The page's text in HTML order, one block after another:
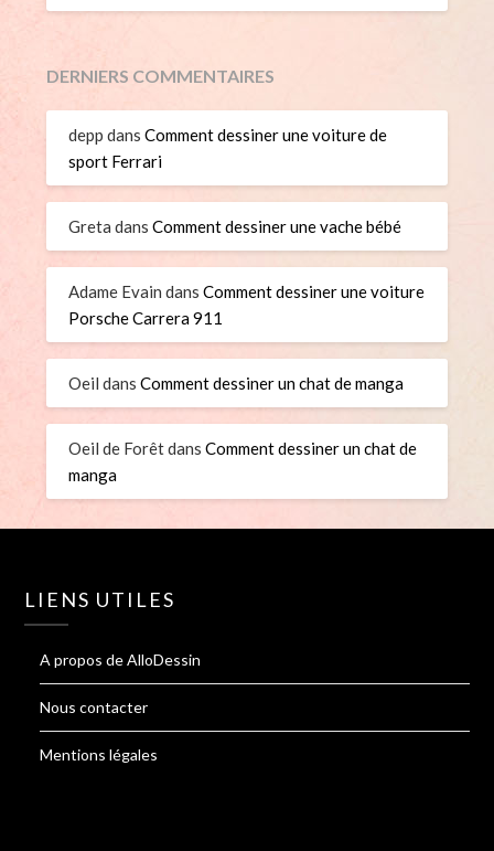
DERNIERS COMMENTAIRES
depp dansComment dessiner une voiture de
sport Ferrari
Greta dansComment dessiner une vache bébé
Adame Evain dansComment dessiner une voiture
Porsche Carrera 911
Oeil dansComment dessiner un chat de manga
Oeil de ForêtdansComment dessiner un chat de
manga
LIENS UTILES
A propos de AlloDessin
Nous contacter
Mentions légales